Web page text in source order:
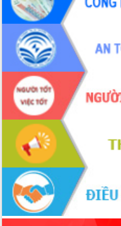
món ăn từ sầu riêng
Đắk Lắk công bố Quy hoạch và xúc
tiến đầu tư tỉnh
Ngành cá ngừ Đắk Lắk chủ động thích
ứng để giữ vững thị trường xuất khẩu
Diễn đàn Kinh tế tư nhân Việt Nam đột
phá cơ chế - Hợp tác công tư
Đề án 06 tạo bước ngoặt đột phá trong
cải cách hành chính tỉnh Đắk Lắk
Kết nối tour, đẩy mạnh chuyển đổi số
để phát triển du lịch Đắk Lắk
Khởi động Dự án Đầu tư xây dựng hạ
tầng kỹ thuật Cụm công nghiệp Tân
Tiến
Gặp mặt các cơ quan báo chí nhân Kỷ
niệm 101 năm Ngày Báo chí Cách
mạng Việt Nam
Đắk Lắk sơ kết 4 năm triển khai thực
hiện Đề án 06 của Chính phủ
Họp báo thông tin về Hội nghị Công bố